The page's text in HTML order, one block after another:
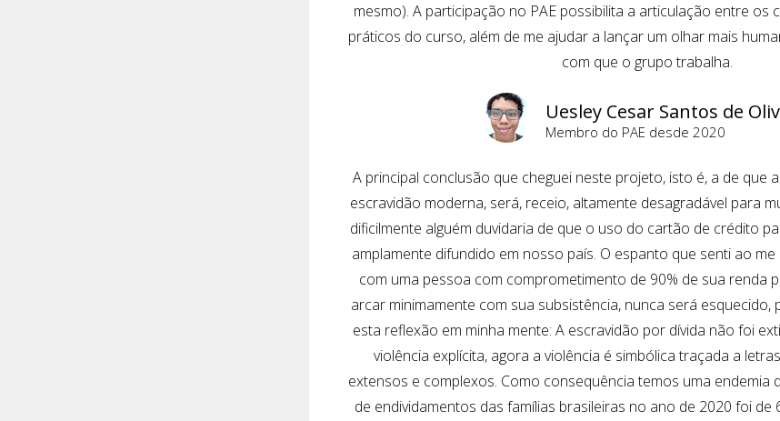
mesmo). A participação no PAE possibilita a articulação entre os
práticos do curso, além de me ajudar a lançar um olhar mais
com que o grupo trabalha.​
Uesley Cesar Santos de
Membro do PAE desde 2020
A principal conclusão que cheguei neste projeto, isto é, a de que
escravidão moderna, será, receio, altamente desagradável para
dificilmente alguém duvidaria de que o uso do cartão de crédito
amplamente difundido em nosso país. O espanto que senti ao
com uma pessoa com comprometimento de 90% de sua renda
arcar minimamente com sua subsistência, nunca será esquecido,
esta reflexão em minha mente: A escravidão por dívida não foi
violência explícita, agora a violência é simbólica traçada a
extensos e complexos. Como consequência temos uma endemia
de endividamentos das famílias brasileiras no ano de 2020 foi de